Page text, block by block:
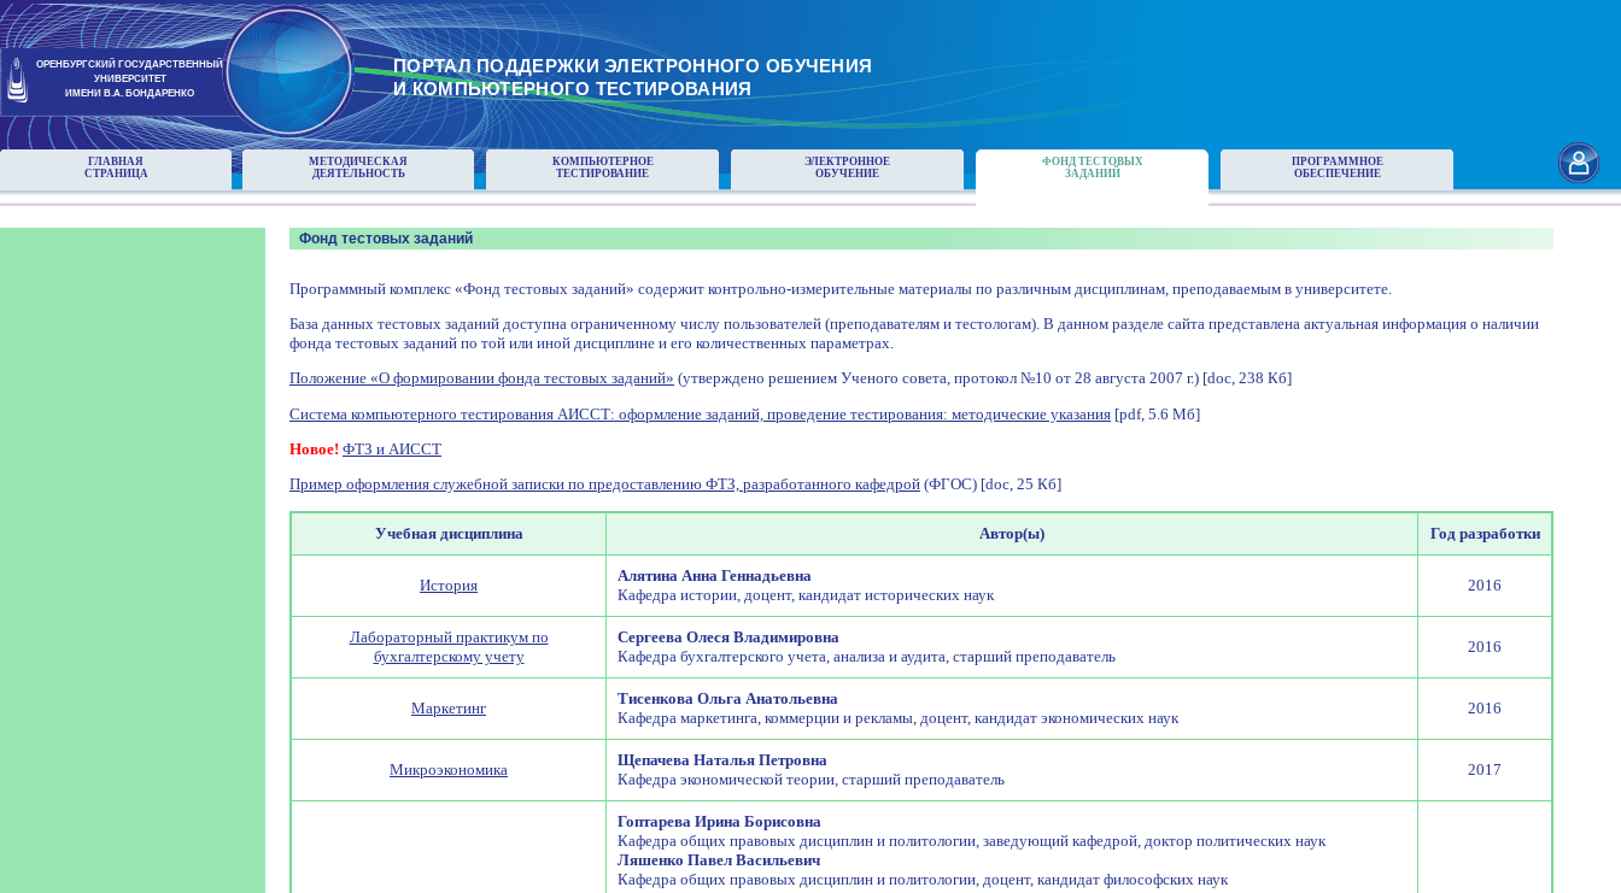
ОРЕНБУРГСКИЙ ГОСУДАРСТВЕННЫЙ
УНИВЕРСИТЕТ
ИМЕНИ В.А. БОНДАРЕНКО
ПОРТАЛ ПОДДЕРЖКИ ЭЛЕКТРОННОГО ОБУЧЕНИЯ
И КОМПЬЮТЕРНОГО ТЕСТИРОВАНИЯ
ГЛАВНАЯ
СТРАНИЦА
МЕТОДИЧЕСКАЯ
ДЕЯТЕЛЬНОСТЬ
КОМПЬЮТЕРНОЕ
ТЕСТИРОВАНИЕ
ЭЛЕКТРОННОЕ
ОБУЧЕНИЕ
ФОНД ТЕСТОВЫХ
ЗАДАНИЙ
ПРОГРАММНОЕ
ОБЕСПЕЧЕНИЕ
Фонд тестовых заданий
Программный комплекс «Фонд тестовых заданий» содержит контрольно-измерительные материалы по различным дисциплинам, преподаваемым в университете.
База данных тестовых заданий доступна ограниченному числу пользователей (преподавателям и тестологам). В данном разделе сайта представлена актуальная информация о наличии
фонда тестовых заданий по той или иной дисциплине и его количественных параметрах.
Положение «О формировании фонда тестовых заданий» (утверждено решением Ученого совета, протокол №10 от 28 августа 2007 г.) [doc, 238 Кб]
Система компьютерного тестирования АИССТ: оформление заданий, проведение тестирования: методические указания [pdf, 5.6 Мб]
Новое! ФТЗ и АИССТ
Пример оформления служебной записки по предоставлению ФТЗ, разработанного кафедрой (ФГОС) [doc, 25 Кб]
Учебная дисциплина Автор(ы) Год разработки
История
Алятина Анна Геннадьевна
Кафедра истории, доцент, кандидат исторических наук
2016
Лабораторный практикум по
бухгалтерскому учету
Сергеева Олеся Владимировна
Кафедра бухгалтерского учета, анализа и аудита, старший преподаватель
2016
Маркетинг
Тисенкова Ольга Анатольевна
Кафедра маркетинга, коммерции и рекламы, доцент, кандидат экономических наук
2016
Микроэкономика
Щепачева Наталья Петровна
Кафедра экономической теории, старший преподаватель
2017
Гоптарева Ирина Борисовна
Кафедра общих правовых дисциплин и политологии, заведующий кафедрой, доктор политических наук
Ляшенко Павел Васильевич
Кафедра общих правовых дисциплин и политологии, доцент, кандидат философских наук